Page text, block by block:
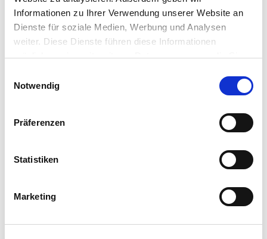
Informationen zu Ihrer Verwendung unserer Website an
Dienste für soziale Medien, Werbung und Analysen
weiter. Diese Dienste führen diese Informationen
möglicherweise mit weiteren Daten zusammen, die Sie
Nutzung der Dienste gesammelt haben.
Notwendig
Präferenzen
Statistiken
Marketing